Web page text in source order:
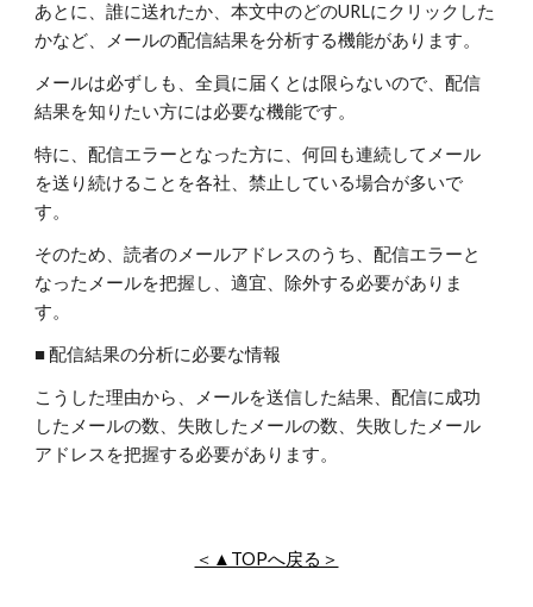
あとに、誰に送れたか、本文中のどのURLにクリックした
かなど、メールの配信結果を分析する機能があります。
メールは必ずしも、全員に届くとは限らないので、配信
結果を知りたい方には必要な機能です。
特に、配信エラーとなった方に、何回も連続してメール
を送り続けることを各社、禁止している場合が多いで
す。
そのため、読者のメールアドレスのうち、配信エラーと
なったメールを把握し、適宜、除外する必要がありま
す。
■ 配信結果の分析に必要な情報
こうした理由から、メールを送信した結果、配信に成功
したメールの数、失敗したメールの数、失敗したメール
アドレスを把握する必要があります。
＜▲TOPへ戻る＞